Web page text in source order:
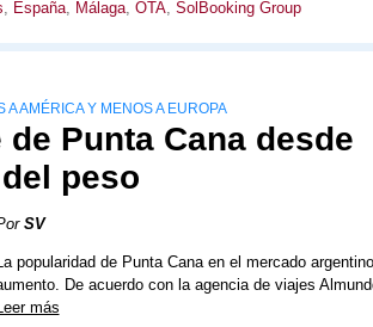
, España, Málaga, OTA, SolBooking Group
AMÉRICA Y MENOS A EUROPA
Punta Cana desde
peso
SV
popularidad de Punta Cana en el mercado
De acuerdo con la agencia de viajes
más